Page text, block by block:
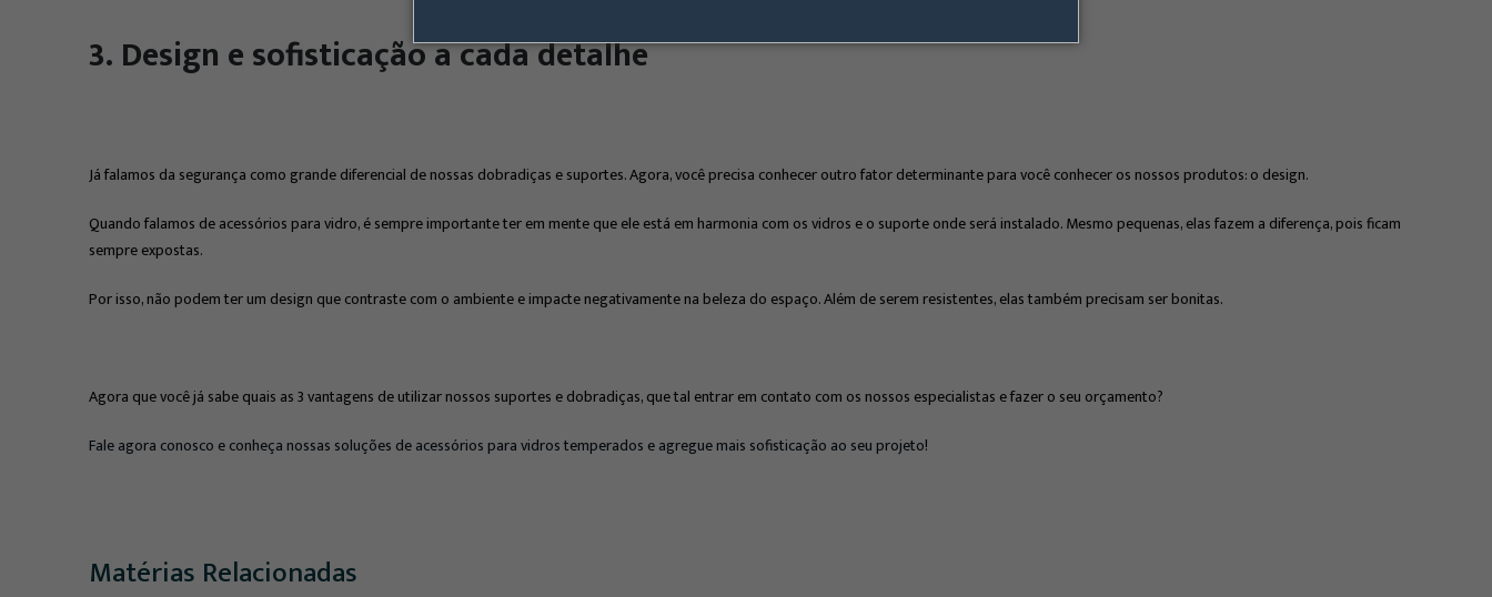
3. Design e sofisticação a cada detalhe
Já falamos da segurança como grande diferencial de nossas dobradiças e suportes. Agora, você precisa conhecer outro fator determinante para você conhecer os nossos produtos: o design.
Quando falamos de acessórios para vidro, é sempre importante ter em mente que ele está em harmonia com os vidros e o suporte onde será instalado. Mesmo pequenas, elas fazem a diferença, pois ficam
sempre expostas.
Por isso, não podem ter um design que contraste com o ambiente e impacte negativamente na beleza do espaço. Além de serem resistentes, elas também precisam ser bonitas.
Agora que você já sabe quais as 3 vantagens de utilizar nossos suportes e dobradiças, que tal entrar em contato com os nossos especialistas e fazer o seu orçamento?
Fale agora conosco e conheça nossas soluções de acessórios para vidros temperados e agregue mais sofisticação ao seu projeto!
Matérias Relacionadas